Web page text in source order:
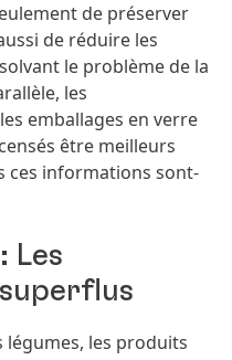
de préserver
de réduire les
le problème de la
les
emballages en verre
être meilleurs
ces informations sont-
Les
légumes, les produits